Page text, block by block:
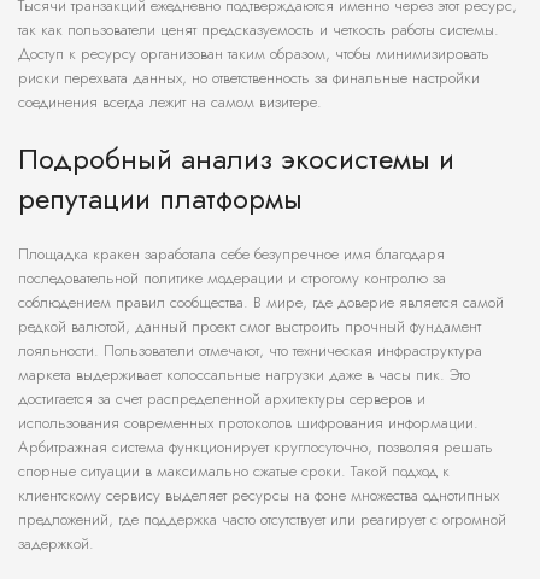
Тысячи транзакций ежедневно подтверждаются именно через этот ресурс,
так как пользователи ценят предсказуемость и четкость работы системы.
Доступ к ресурсу организован таким образом, чтобы минимизировать
риски перехвата данных, но ответственность за финальные настройки
соединения всегда лежит на самом визитере.
Подробный анализ экосистемы и
репутации платформы
Площадка кракен заработала себе безупречное имя благодаря
последовательной политике модерации и строгому контролю за
соблюдением правил сообщества. В мире, где доверие является самой
редкой валютой, данный проект смог выстроить прочный фундамент
лояльности. Пользователи отмечают, что техническая инфраструктура
маркета выдерживает колоссальные нагрузки даже в часы пик. Это
достигается за счет распределенной архитектуры серверов и
использования современных протоколов шифрования информации.
Арбитражная система функционирует круглосуточно, позволяя решать
спорные ситуации в максимально сжатые сроки. Такой подход к
клиентскому сервису выделяет ресурсы на фоне множества однотипных
предложений, где поддержка часто отсутствует или реагирует с огромной
задержкой.